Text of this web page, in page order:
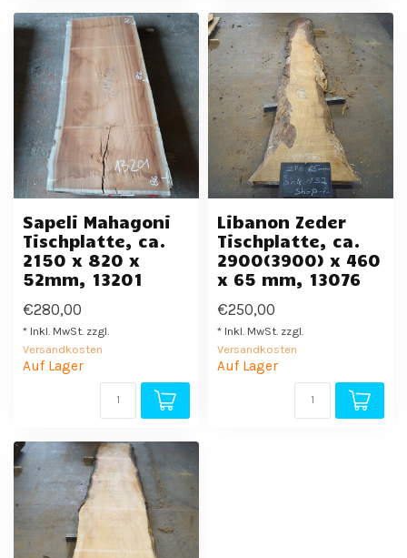
Sapeli Mahagoni
Tischplatte, ca.
2150 x 820 x
52mm, 13201
€280,00
* Inkl. MwSt. zzgl.
Versandkosten
Auf Lager
Libanon Zeder
Tischplatte, ca.
2900(3900) x 460
x 65 mm, 13076
€250,00
* Inkl. MwSt. zzgl.
Versandkosten
Auf Lager